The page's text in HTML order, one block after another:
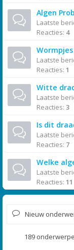
Algen
Laatste
Reacties: 4
Laatste
Reacties: 1
Witte
Laatste
Reacties: 3
Is dit
Laatste
Reacties: 7
Welke
Laatste
Reacties: 11
Nieuw
189